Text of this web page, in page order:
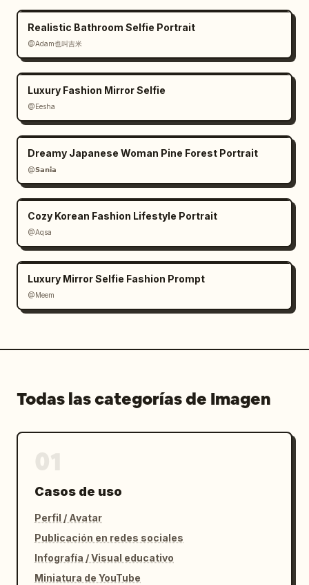
Realistic Bathroom Selfie Portrait
@Adam也叫吉米
Luxury Fashion Mirror Selfie
@Eesha
Dreamy Japanese Woman Pine Forest Portrait
@𝗦𝗮𝗻𝗶𝗮
Cozy Korean Fashion Lifestyle Portrait
@Aqsa
Luxury Mirror Selfie Fashion Prompt
@Meem
Todas las categorías de Imagen
Casos de uso
Perfil / Avatar
Publicación en redes sociales
Infografía / Visual educativo
Miniatura de YouTube